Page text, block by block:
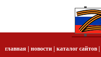
главная новости каталог сайтов